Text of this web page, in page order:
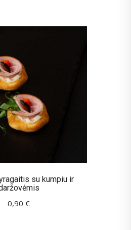
su kumpiu ir
0,90 €